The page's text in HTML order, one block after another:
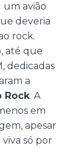
avião
deveria
rock.
até que
dedicadas
a
Rock. A
em
apesar
só por